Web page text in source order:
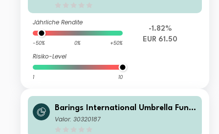
Jährliche Rendite
-50% 0% +50%
Risiko-Level
1 10
-1.82%
EUR 61.50
Barings International Umbrella Fund
- Barings Eastern Europe Fund I GBP
Valor: 30320187